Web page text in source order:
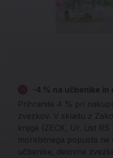
-4 % na učbenike
Prihranite 4 % pri
zvezkov. V skladu z
knjige (ZECK, Ur. List
morebitnega popusta
učbenike, delovne